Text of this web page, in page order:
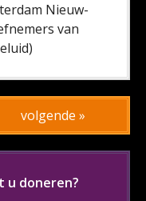
Nieuw-
van
volgende »
u doneren?